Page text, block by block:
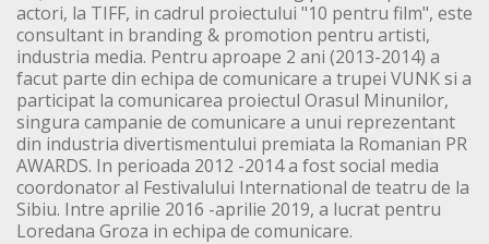
actori, la TIFF, in cadrul proiectului "10 pentru film", este
consultant in branding & promotion pentru artisti,
industria media. Pentru aproape 2 ani (2013-2014) a
facut parte din echipa de comunicare a trupei VUNK si a
participat la comunicarea proiectul Orasul Minunilor,
singura campanie de comunicare a unui reprezentant
din industria divertismentului premiata la Romanian PR
AWARDS. In perioada 2012 -2014 a fost social media
coordonator al Festivalului International de teatru de la
Sibiu. Intre aprilie 2016 -aprilie 2019, a lucrat pentru
Loredana Groza in echipa de comunicare.